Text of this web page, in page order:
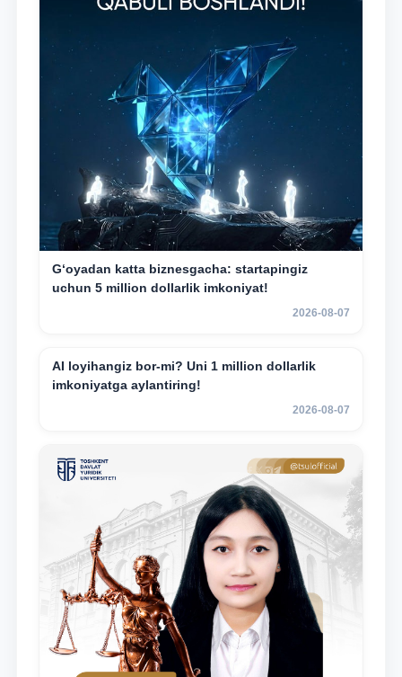
G‘oyadan katta biznesgacha: startapingiz
uchun 5 million dollarlik imkoniyat!
2026-08-07
AI loyihangiz bor-mi? Uni 1 million dollarlik
imkoniyatga aylantiring!
2026-08-07